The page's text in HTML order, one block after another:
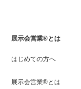
展示会営業®とは
はじめての方へ
展示会営業®とは